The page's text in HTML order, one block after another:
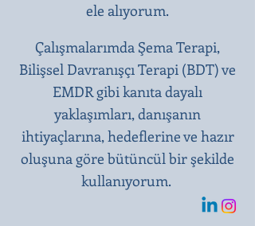
ele alıyorum.
Çalışmalarımda Şema Terapi,
Bilişsel Davranışçı Terapi (BDT) ve
EMDR gibi kanıta dayalı
yaklaşımları, danışanın
ihtiyaçlarına, hedeflerine ve hazır
oluşuna göre bütüncül bir şekilde
kullanıyorum.